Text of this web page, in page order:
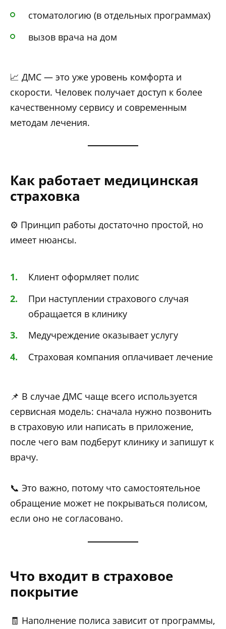
стоматологию (в отдельных программах)
вызов врача на дом
📈 ДМС — это уже уровень комфорта и
скорости. Человек получает доступ к более
качественному сервису и современным
методам лечения.
Как работает медицинская
страховка
⚙️ Принцип работы достаточно простой, но
имеет нюансы.
Клиент оформляет полис
При наступлении страхового случая
обращается в клинику
Медучреждение оказывает услугу
Страховая компания оплачивает лечение
📌 В случае ДМС чаще всего используется
сервисная модель: сначала нужно позвонить
в страховую или написать в приложение,
после чего вам подберут клинику и запишут к
врачу.
📞 Это важно, потому что самостоятельное
обращение может не покрываться полисом,
если оно не согласовано.
Что входит в страховое
покрытие
🧾 Наполнение полиса зависит от программы,